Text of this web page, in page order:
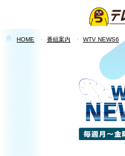
HOME 番組案内 WTV NEWS6